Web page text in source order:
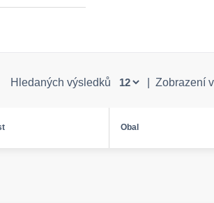
Hledaných výsledků Zobrazení
Obal